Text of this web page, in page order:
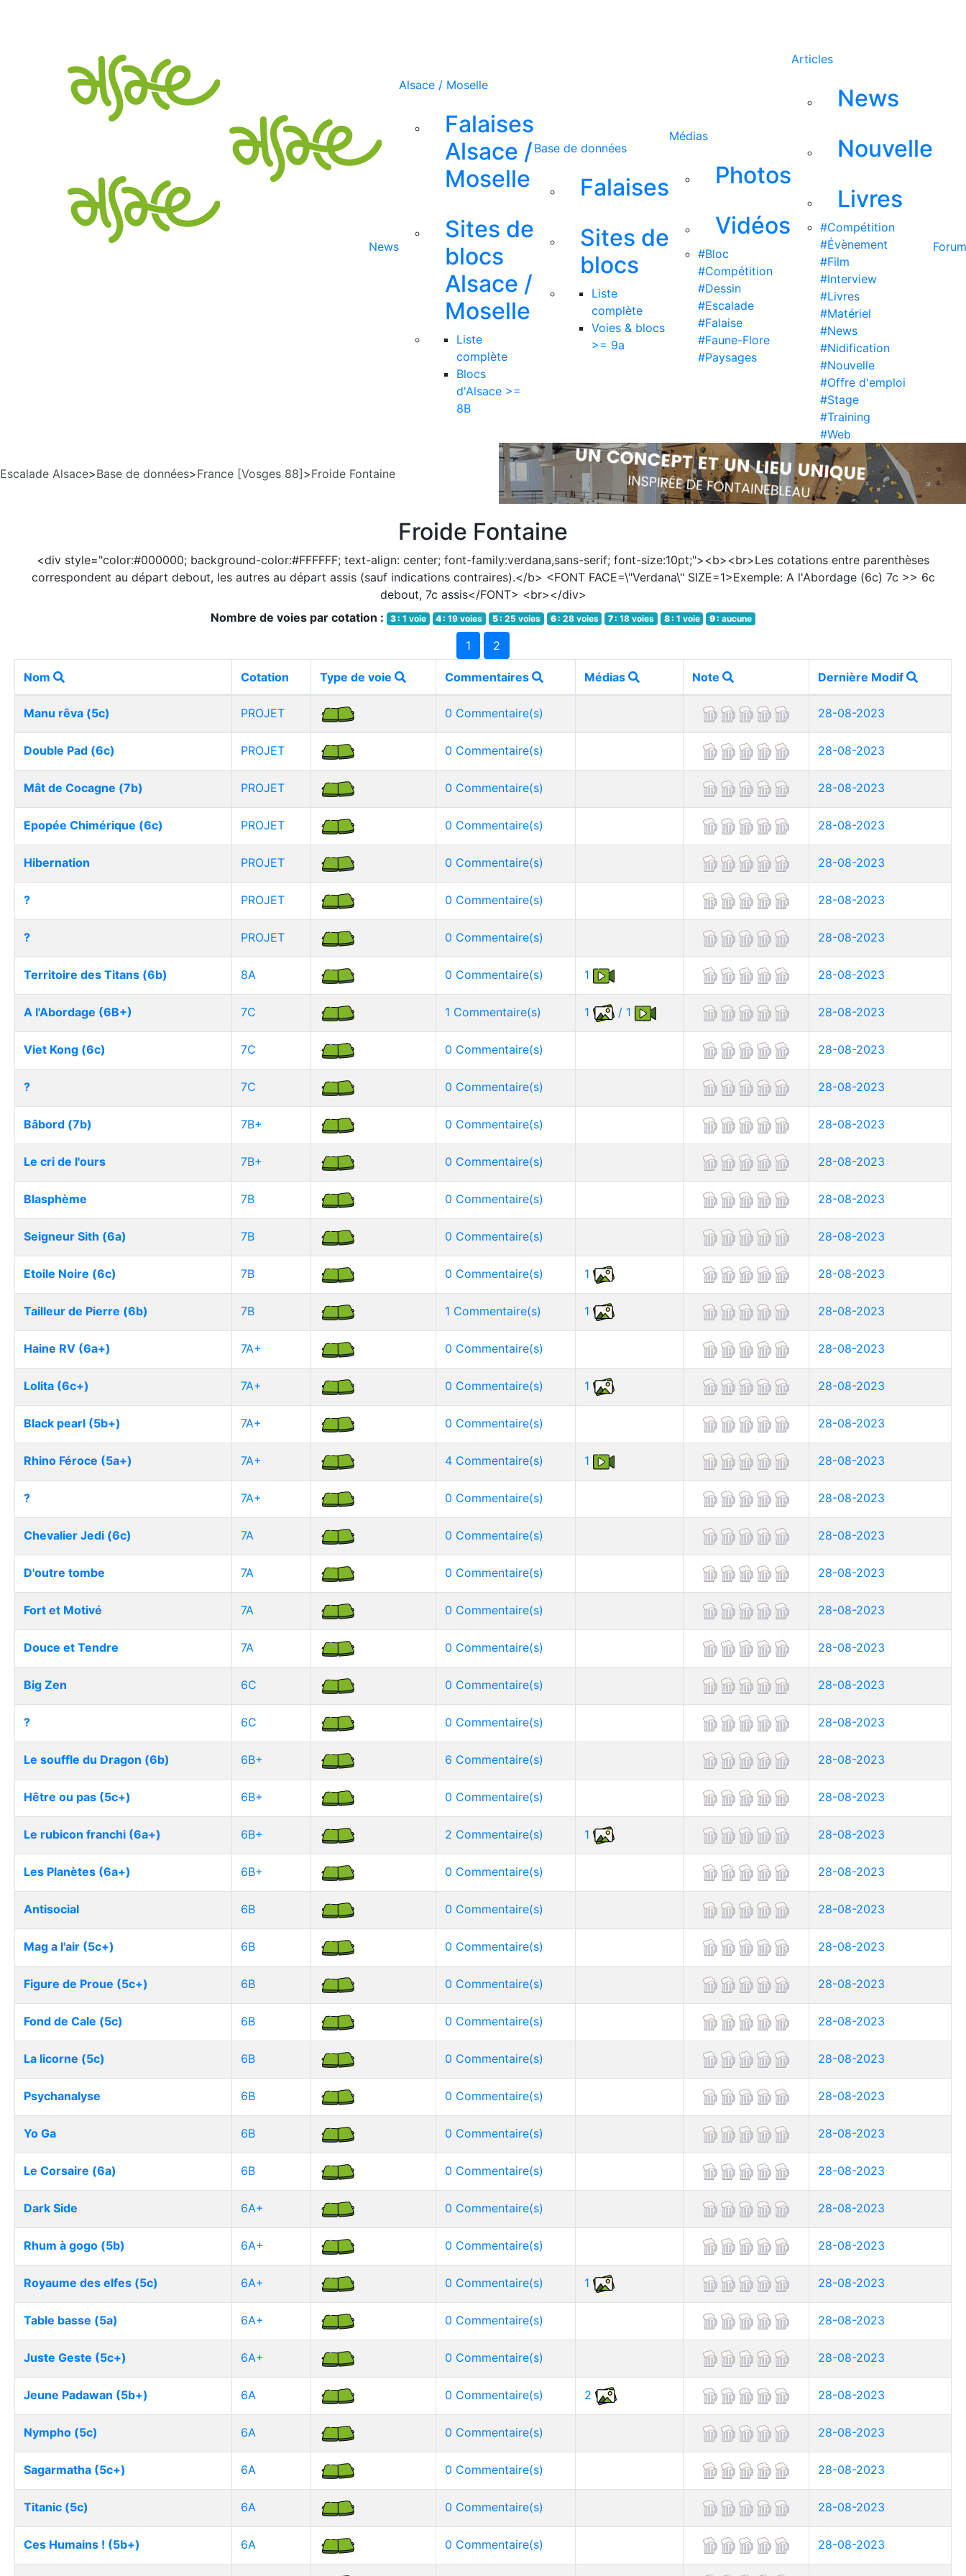
News
Alsace / Moselle
Falaises
Alsace /
Moselle
Sites de
blocs
Alsace /
Moselle
Liste
complète
Blocs
d'Alsace >=
8B
Base de données
Falaises
Sites de
blocs
Liste
complète
Voies & blocs
>= 9a
Médias
Photos
Vidéos
#Bloc
#Compétition
#Dessin
#Escalade
#Falaise
#Faune-Flore
#Paysages
Articles
News
Nouvelle
Livres
#Compétition
#Évènement
#Film
#Interview
#Livres
#Matériel
#News
#Nidification
#Nouvelle
#Offre d'emploi
#Stage
#Training
#Web
Forum
Escalade Alsace>Base de données>France [Vosges 88]>Froide Fontaine
Froide Fontaine
<div style="color:#000000; background-color:#FFFFFF; text-align: center; font-family:verdana,sans-serif; font-size:10pt;"><b><br>Les cotations entre parenthèses
correspondent au départ debout, les autres au départ assis (sauf indications contraires).</b> <FONT FACE=\"Verdana\" SIZE=1>Exemple: A l'Abordage (6c) 7c >> 6c
debout, 7c assis</FONT> <br></div>
Nombre de voies par cotation :
3 : 1 voie 4 : 19 voies 5 : 25 voies 6 : 28 voies 7 : 18 voies 8 : 1 voie 9 : aucune
1 2
Nom Cotation Type de voie Commentaires Médias Note Dernière Modif
Manu rêva (5c) PROJET 0 Commentaire(s) 28-08-2023
Double Pad (6c) PROJET 0 Commentaire(s) 28-08-2023
Mât de Cocagne (7b) PROJET 0 Commentaire(s) 28-08-2023
Epopée Chimérique (6c) PROJET 0 Commentaire(s) 28-08-2023
Hibernation PROJET 0 Commentaire(s) 28-08-2023
? PROJET 0 Commentaire(s) 28-08-2023
? PROJET 0 Commentaire(s) 28-08-2023
Territoire des Titans (6b) 8A 0 Commentaire(s) 1 28-08-2023
A l'Abordage (6B+) 7C 1 Commentaire(s) 1 / 1 28-08-2023
Viet Kong (6c) 7C 0 Commentaire(s) 28-08-2023
? 7C 0 Commentaire(s) 28-08-2023
Bâbord (7b) 7B+ 0 Commentaire(s) 28-08-2023
Le cri de l'ours 7B+ 0 Commentaire(s) 28-08-2023
Blasphème 7B 0 Commentaire(s) 28-08-2023
Seigneur Sith (6a) 7B 0 Commentaire(s) 28-08-2023
Etoile Noire (6c) 7B 0 Commentaire(s) 1 28-08-2023
Tailleur de Pierre (6b) 7B 1 Commentaire(s) 1 28-08-2023
Haine RV (6a+) 7A+ 0 Commentaire(s) 28-08-2023
Lolita (6c+) 7A+ 0 Commentaire(s) 1 28-08-2023
Black pearl (5b+) 7A+ 0 Commentaire(s) 28-08-2023
Rhino Féroce (5a+) 7A+ 4 Commentaire(s) 1 28-08-2023
? 7A+ 0 Commentaire(s) 28-08-2023
Chevalier Jedi (6c) 7A 0 Commentaire(s) 28-08-2023
D'outre tombe 7A 0 Commentaire(s) 28-08-2023
Fort et Motivé 7A 0 Commentaire(s) 28-08-2023
Douce et Tendre 7A 0 Commentaire(s) 28-08-2023
Big Zen 6C 0 Commentaire(s) 28-08-2023
? 6C 0 Commentaire(s) 28-08-2023
Le souffle du Dragon (6b) 6B+ 6 Commentaire(s) 28-08-2023
Hêtre ou pas (5c+) 6B+ 0 Commentaire(s) 28-08-2023
Le rubicon franchi (6a+) 6B+ 2 Commentaire(s) 1 28-08-2023
Les Planètes (6a+) 6B+ 0 Commentaire(s) 28-08-2023
Antisocial 6B 0 Commentaire(s) 28-08-2023
Mag a l'air (5c+) 6B 0 Commentaire(s) 28-08-2023
Figure de Proue (5c+) 6B 0 Commentaire(s) 28-08-2023
Fond de Cale (5c) 6B 0 Commentaire(s) 28-08-2023
La licorne (5c) 6B 0 Commentaire(s) 28-08-2023
Psychanalyse 6B 0 Commentaire(s) 28-08-2023
Yo Ga 6B 0 Commentaire(s) 28-08-2023
Le Corsaire (6a) 6B 0 Commentaire(s) 28-08-2023
Dark Side 6A+ 0 Commentaire(s) 28-08-2023
Rhum à gogo (5b) 6A+ 0 Commentaire(s) 28-08-2023
Royaume des elfes (5c) 6A+ 0 Commentaire(s) 1 28-08-2023
Table basse (5a) 6A+ 0 Commentaire(s) 28-08-2023
Juste Geste (5c+) 6A+ 0 Commentaire(s) 28-08-2023
Jeune Padawan (5b+) 6A 0 Commentaire(s) 2 28-08-2023
Nympho (5c) 6A 0 Commentaire(s) 28-08-2023
Sagarmatha (5c+) 6A 0 Commentaire(s) 28-08-2023
Titanic (5c) 6A 0 Commentaire(s) 28-08-2023
Ces Humains ! (5b+) 6A 0 Commentaire(s) 28-08-2023